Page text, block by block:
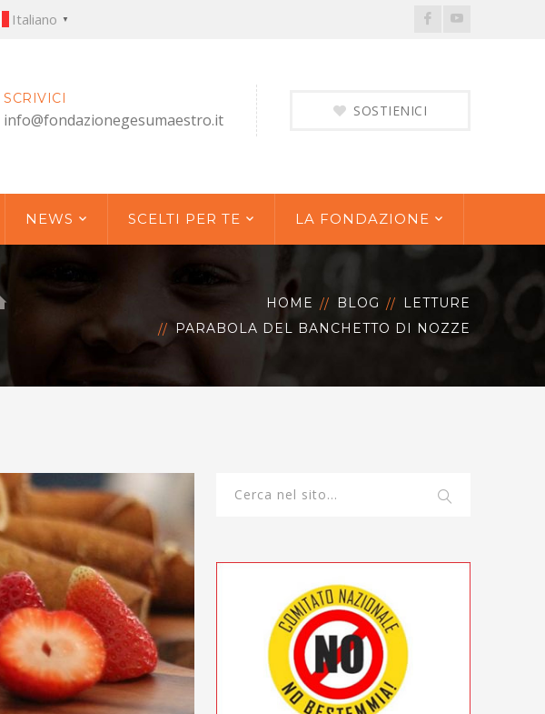
Italiano ▼
FacebookYoutube
SOSTIENICI
SCRIVICI
info@fondazionegesumaestro.it
NEWS SCELTI PER TE LA FONDAZIONE
HOME BLOG
LETTURE
PARABOLA DEL BANCHETTO DI NOZZE